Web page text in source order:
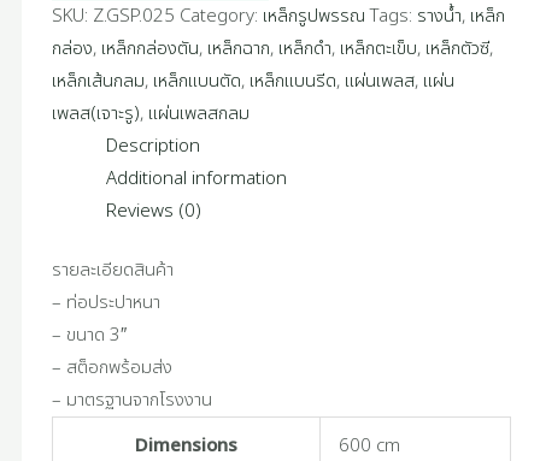
SKU: Z.GSP.025 Category: เหล็กรูปพรรณ Tags: รางน้ำ, เหล็ก
กล่อง, เหล็กกล่องตัน, เหล็กฉาก, เหล็กดำ, เหล็กตะเข็บ, เหล็กตัวซี,
เหล็กเส้นกลม, เหล็กแบนตัด, เหล็กแบนรีด, แผ่นเพลส, แผ่น
เพลส(เจาะรู), แผ่นเพลสกลม
Description
Additional information
Reviews (0)
รายละเอียดสินค้า
– ท่อประปาหนา
– ขนาด 3″
– สต็อกพร้อมส่ง
– มาตรฐานจากโรงงาน
Dimensions
600 cm